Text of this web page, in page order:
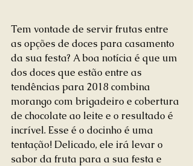
Tem vontade de servir frutas entre
as opções de doces para casamento
da sua festa? A boa notícia é que um
dos doces que estão entre as
tendências para 2018 combina
morango com brigadeiro e cobertura
de chocolate ao leite e o resultado é
incrível. Esse é o docinho é uma
tentação! Delicado, ele irá levar o
sabor da fruta para a sua festa e